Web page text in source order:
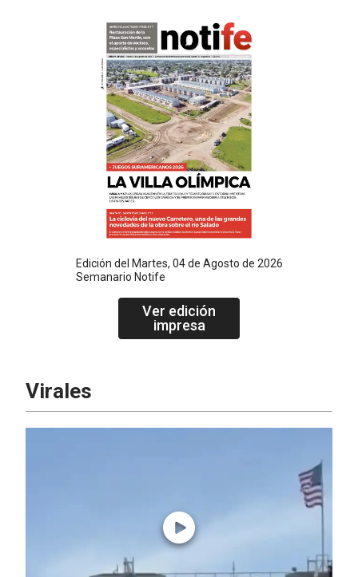
Edición del Martes, 04 de Agosto de 2026
Semanario Notife
Ver edición
impresa
Virales